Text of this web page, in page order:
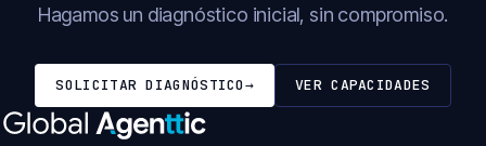
Hagamos un diagnóstico inicial, sin compromiso.
SOLICITAR DIAGNÓSTICO→ VER CAPACIDADES